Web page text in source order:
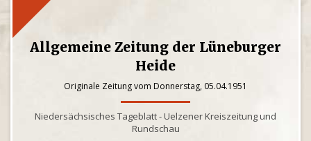
Allgemeine Zeitung der Lüneburger
Heide
Originale Zeitung vom Donnerstag, 05.04.1951
Niedersächsisches Tageblatt - Uelzener Kreiszeitung und
Rundschau